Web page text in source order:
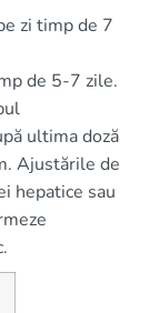
zi timp de 7
de 5-7 zile.
ultima doză
Ajustările de
hepatice sau